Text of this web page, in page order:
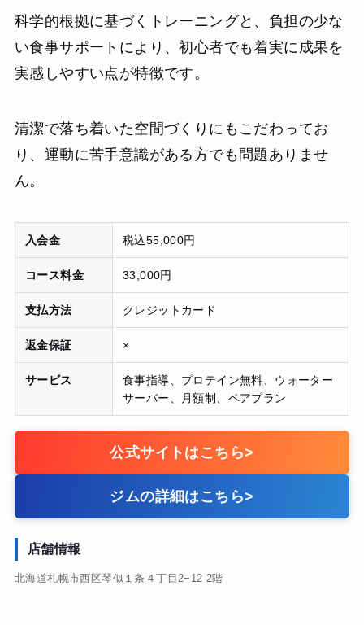
科学的根拠に基づくトレーニングと、負担の少な
い食事サポートにより、初心者でも着実に成果を
実感しやすい点が特徴です。
清潔で落ち着いた空間づくりにもこだわってお
り、運動に苦手意識がある方でも問題ありませ
ん。
入会金 税込55,000円
コース料金 33,000円
支払方法 クレジットカード
返金保証 ×
サービス
食事指導、プロテイン無料、ウォーター
サーバー、月額制、ペアプラン
公式サイトはこちら>
ジムの詳細はこちら>
店舗情報
北海道札幌市西区琴似１条４丁目2−12 2階